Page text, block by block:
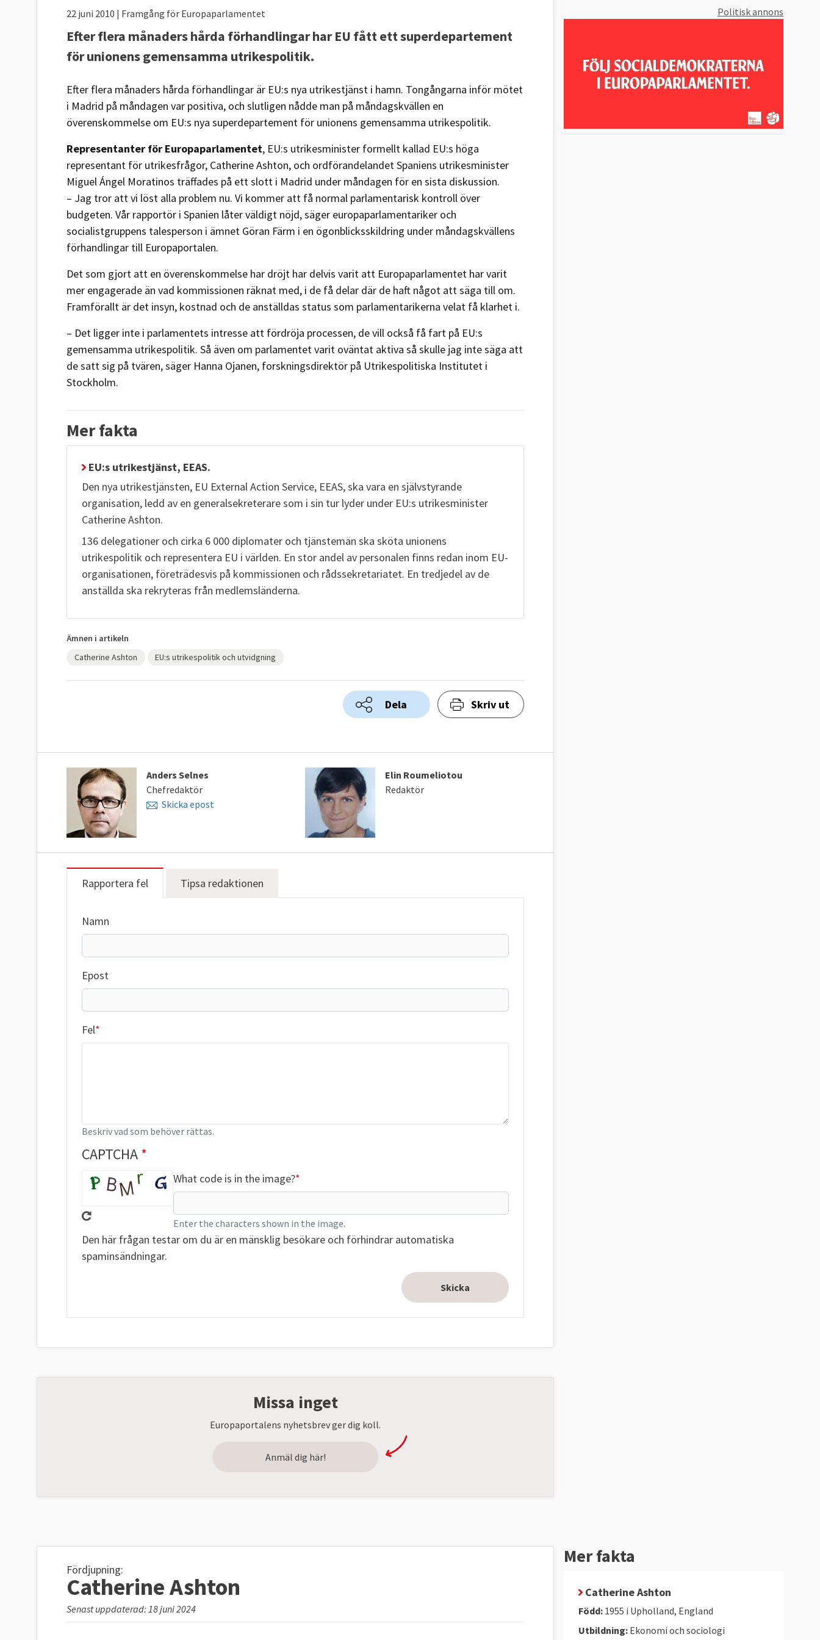
22 juni 2010 | Framgång för Europaparlamentet
Efter flera månaders hårda förhandlingar har EU fått ett superdepartement
för unionens gemensamma utrikespolitik.
Efter flera månaders hårda förhandlingar är EU:s nya utrikestjänst i hamn. Tongångarna inför mötet
i Madrid på måndagen var positiva, och slutligen nådde man på måndagskvällen en
överenskommelse om EU:s nya superdepartement för unionens gemensamma utrikespolitik.
Representanter för Europaparlamentet, EU:s utrikesminister formellt kallad EU:s höga
representant för utrikesfrågor, Catherine Ashton, och ordförandelandet Spaniens utrikesminister
Miguel Ángel Moratinos träffades på ett slott i Madrid under måndagen för en sista diskussion.
– Jag tror att vi löst alla problem nu. Vi kommer att få normal parlamentarisk kontroll över
budgeten. Vår rapportör i Spanien låter väldigt nöjd, säger europaparlamentariker och
socialistgruppens talesperson i ämnet Göran Färm i en ögonblicksskildring under måndagskvällens
förhandlingar till Europaportalen.
Det som gjort att en överenskommelse har dröjt har delvis varit att Europaparlamentet har varit
mer engagerade än vad kommissionen räknat med, i de få delar där de haft något att säga till om.
Framförallt är det insyn, kostnad och de anställdas status som parlamentarikerna velat få klarhet i.
– Det ligger inte i parlamentets intresse att fördröja processen, de vill också få fart på EU:s
gemensamma utrikespolitik. Så även om parlamentet varit oväntat aktiva så skulle jag inte säga att
de satt sig på tvären, säger Hanna Ojanen, forskningsdirektör på Utrikespolitiska Institutet i
Stockholm.
Mer fakta
EU:s utrikestjänst, EEAS.
Den nya utrikestjänsten, EU External Action Service, EEAS, ska vara en självstyrande
organisation, ledd av en generalsekreterare som i sin tur lyder under EU:s utrikesminister
Catherine Ashton.
136 delegationer och cirka 6 000 diplomater och tjänstemän ska sköta unionens
utrikespolitik och representera EU i världen. En stor andel av personalen finns redan inom EU-
organisationen, företrädesvis på kommissionen och rådssekretariatet. En tredjedel av de
anställda ska rekryteras från medlemsländerna.
Ämnen i artikeln
Catherine Ashton
EU:s utrikespolitik och utvidgning
Dela Skriv ut
Anders Selnes
Chefredaktör
Skicka epost
Elin Roumeliotou
Redaktör
Rapportera fel Tipsa redaktionen
Namn
Epost
Fel
Beskriv vad som behöver rättas.
CAPTCHA
What code is in the image?
Enter the characters shown in the image.
Den här frågan testar om du är en mänsklig besökare och förhindrar automatiska
spaminsändningar.
Missa inget
Europaportalens nyhetsbrev ger dig koll.
Anmäl dig här!
Politisk annons
Fördjupning:
Catherine Ashton
Senast uppdaterad: 18 juni 2024
Mer fakta
Catherine Ashton
Född: 1955 i Upholland, England
Utbildning: Ekonomi och sociologi